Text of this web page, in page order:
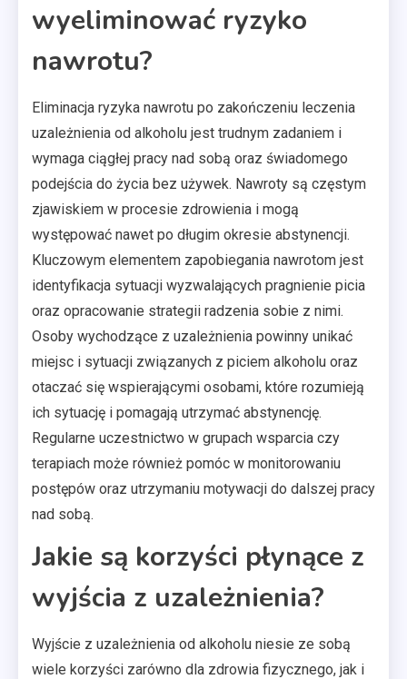
wyeliminować ryzyko
nawrotu?
Eliminacja ryzyka nawrotu po zakończeniu leczenia
uzależnienia od alkoholu jest trudnym zadaniem i
wymaga ciągłej pracy nad sobą oraz świadomego
podejścia do życia bez używek. Nawroty są częstym
zjawiskiem w procesie zdrowienia i mogą
występować nawet po długim okresie abstynencji.
Kluczowym elementem zapobiegania nawrotom jest
identyfikacja sytuacji wyzwalających pragnienie picia
oraz opracowanie strategii radzenia sobie z nimi.
Osoby wychodzące z uzależnienia powinny unikać
miejsc i sytuacji związanych z piciem alkoholu oraz
otaczać się wspierającymi osobami, które rozumieją
ich sytuację i pomagają utrzymać abstynencję.
Regularne uczestnictwo w grupach wsparcia czy
terapiach może również pomóc w monitorowaniu
postępów oraz utrzymaniu motywacji do dalszej pracy
nad sobą.
Jakie są korzyści płynące z
wyjścia z uzależnienia?
Wyjście z uzależnienia od alkoholu niesie ze sobą
wiele korzyści zarówno dla zdrowia fizycznego, jak i